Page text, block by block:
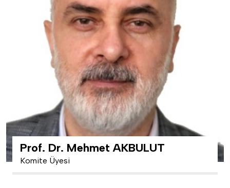
Prof. Dr. Mehmet AKBULUT
Komite Üyesi